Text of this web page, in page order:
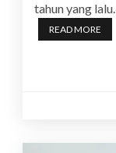
tahun yang
READ MORE